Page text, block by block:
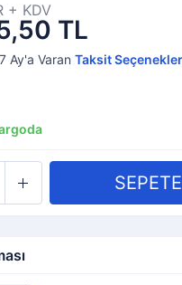
TL
+ KDV
Ay'a Varan Taksit